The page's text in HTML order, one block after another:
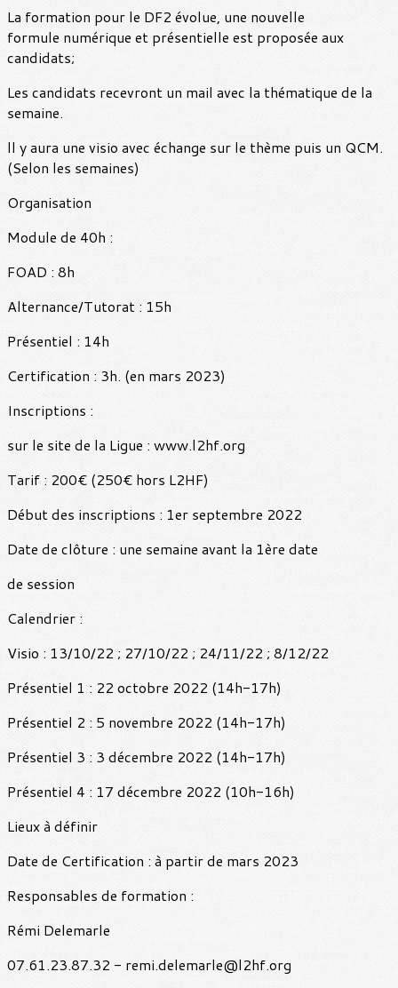
La formation pour le DF2 évolue, une nouvelle
formule numérique et présentielle est proposée aux
candidats;
Les candidats recevront un mail avec la thématique de la
semaine.
ll y aura une visio avec échange sur le thème puis un QCM.
(Selon les semaines)
Organisation
Module de 40h :
FOAD : 8h
Alternance/Tutorat : 15h
Présentiel : 14h
Certification : 3h. (en mars 2023)
Inscriptions :
sur le site de la Ligue : www.l2hf.org
Tarif : 200€ (250€ hors L2HF)
Début des inscriptions : 1er septembre 2022
Date de clôture : une semaine avant la 1ère date
de session
Calendrier :
Visio : 13/10/22 ; 27/10/22 ; 24/11/22 ; 8/12/22
Présentiel 1 : 22 octobre 2022 (14h-17h)
Présentiel 2 : 5 novembre 2022 (14h-17h)
Présentiel 3 : 3 décembre 2022 (14h-17h)
Présentiel 4 : 17 décembre 2022 (10h-16h)
Lieux à définir
Date de Certification : à partir de mars 2023
Responsables de formation :
Rémi Delemarle
07.61.23.87.32 - remi.delemarle@l2hf.org